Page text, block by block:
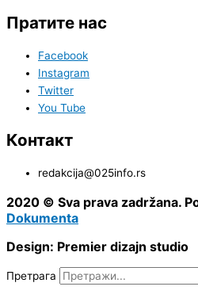
Пратите нас
Facebook
Instagram
Twitter
You Tube
Контакт
redakcija@025info.rs
2020 © Sva prava zadržana.
Dokumenta
Design: Premier dizajn studio
Претрага